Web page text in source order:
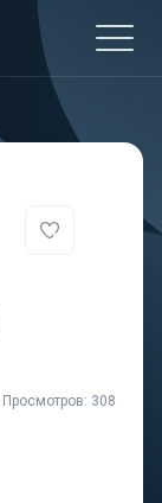
Просмотров: 308